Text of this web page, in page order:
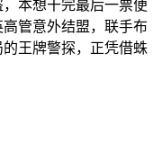
本想干完最后一票便
管意外结盟，联手布
王牌警探，正凭借蛛